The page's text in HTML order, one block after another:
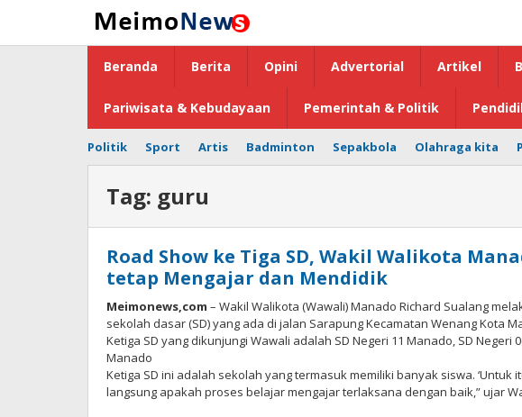
konten
Beranda Berita Opini Advertorial Artikel
Pariwisata & Kebudayaan Pemerintah & Politik
Politik Sport Artis Badminton Sepakbola Olahraga kita
Tag: guru
Road Show ke Tiga SD, Wakil Walikota
tetap Mengajar dan Mendidik
Meimonews,com – Wakil Walikota (Wawali) Manado Richard Sualang
sekolah dasar (SD) yang ada di jalan Sarapung Kecamatan Wenang Kota
Ketiga SD yang dikunjungi Wawali adalah SD Negeri 11 Manado, SD Negeri
Manado
Ketiga SD ini adalah sekolah yang termasuk memiliki banyak siswa. ‘Untuk
langsung apakah proses belajar mengajar terlaksana dengan baik,” ujar